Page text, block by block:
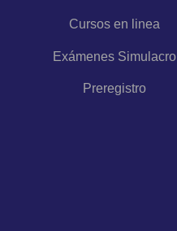
Cursos en linea
Exámenes Simulacro
Preregistro